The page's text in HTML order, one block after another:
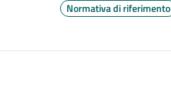
Normativa di riferimento